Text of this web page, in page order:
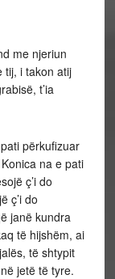
me njeriun
tij, i takon atij
t’ia
përkufizuar
na e pati
ç’i do
ç’i do
janë kundra
të hijshëm, ai
të shtypit
jetë të tyre.